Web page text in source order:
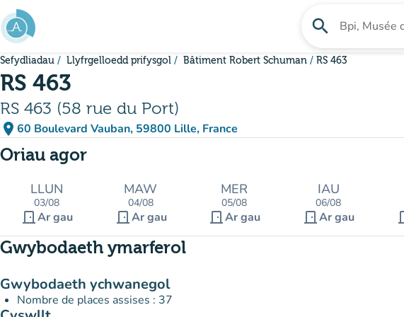
Mynd i'r prif gynnwys
search Chwilio am
Sefydliadau Llyfrgelloedd prifysgol Bâtiment Robert Schuman RS 463
RS 463
RS 463 (58 rue du Port)
place 60 Boulevard Vauban, 59800 Lille, France
(agor yn Google Maps)
(tab newydd)
Oriau agor
LLUN
03/08
door_frontAr gau
MAW
04/08
door_front Ar gau
MER
05/08
door_frontAr gau
IAU
06/08
door_front Ar gau
Gwybodaeth ymarferol
Gwybodaeth ychwanegol
Nombre de places assises : 37